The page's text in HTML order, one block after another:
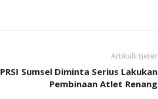
Artikulli tjetër
PRSI Sumsel Diminta Serius Lakukan
Pembinaan Atlet Renang